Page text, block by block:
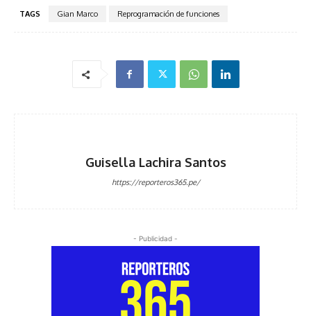
TAGS Gian Marco Reprogramación de funciones
Guisella Lachira Santos
https://reporteros365.pe/
- Publicidad -